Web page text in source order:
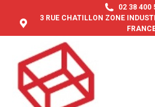
02 38 400
3 RUE CHATILLON ZONE